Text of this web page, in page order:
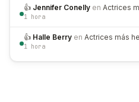
👍 Jennifer Conelly en Actrices
1 hora
👍 Halle Berry en Actrices más
1 hora